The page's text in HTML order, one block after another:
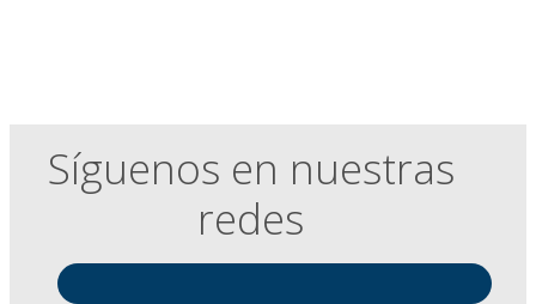
Síguenos en nuestras
redes